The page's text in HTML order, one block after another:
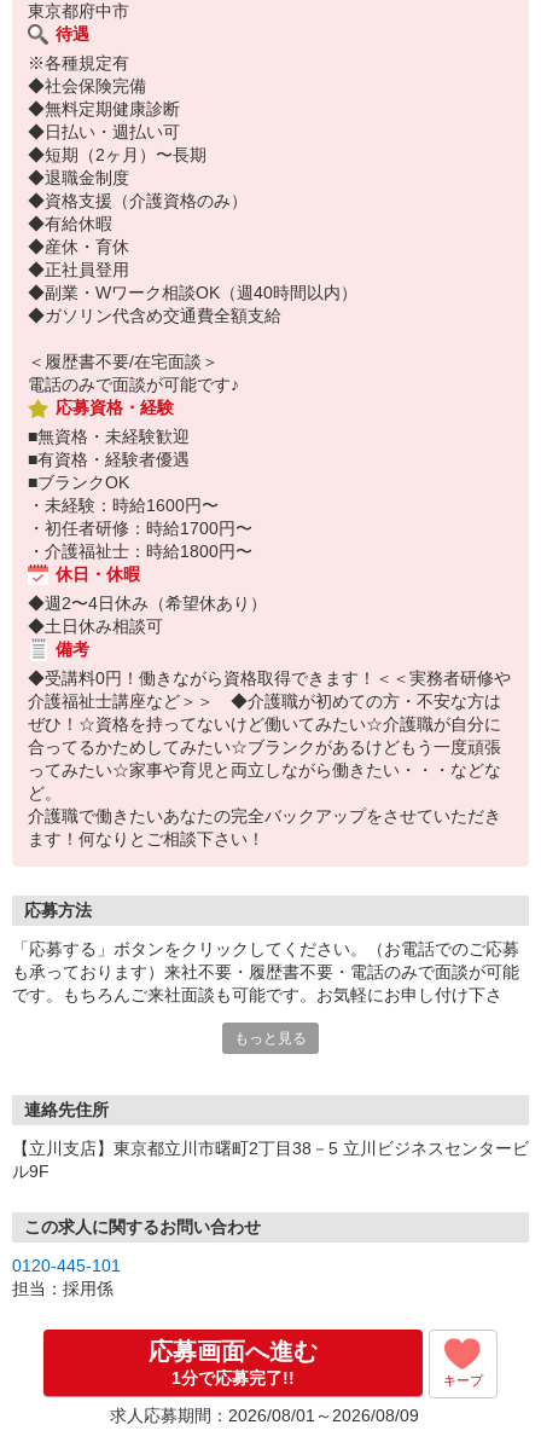
東京都府中市
待遇
※各種規定有
◆社会保険完備
◆無料定期健康診断
◆日払い・週払い可
◆短期（2ヶ月）〜長期
◆退職金制度
◆資格支援（介護資格のみ）
◆有給休暇
◆産休・育休
◆正社員登用
◆副業・Wワーク相談OK（週40時間以内）
◆ガソリン代含め交通費全額支給
＜履歴書不要/在宅面談＞
電話のみで面談が可能です♪
応募資格・経験
■無資格・未経験歓迎
■有資格・経験者優遇
■ブランクOK
・未経験：時給1600円〜
・初任者研修：時給1700円〜
・介護福祉士：時給1800円〜
休日・休暇
◆週2〜4日休み（希望休あり）
◆土日休み相談可
備考
◆受講料0円！働きながら資格取得できます！＜＜実務者研修や
介護福祉士講座など＞＞ ◆介護職が初めての方・不安な方は
ぜひ！☆資格を持ってないけど働いてみたい☆介護職が自分に
合ってるかためしてみたい☆ブランクがあるけどもう一度頑張
ってみたい☆家事や育児と両立しながら働きたい・・・などな
ど。
介護職で働きたいあなたの完全バックアップをさせていただき
ます！何なりとご相談下さい！
応募方法
「応募する」ボタンをクリックしてください。（お電話でのご応募
も承っております）来社不要・履歴書不要・電話のみで面談が可能
です。もちろんご来社面談も可能です。お気軽にお申し付け下さ
もっと見る
連絡先住所
【立川支店】東京都立川市曙町2丁目38－5 立川ビジネスセンタービ
ル9F
この求人に関するお問い合わせ
0120-445-101
担当：採用係
応募画面へ進む
1分で応募完了!! キープ
求人応募期間：2026/08/01～2026/08/09